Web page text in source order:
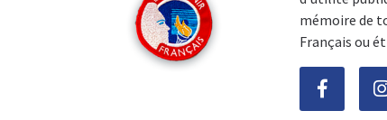
mémoire de
Français ou